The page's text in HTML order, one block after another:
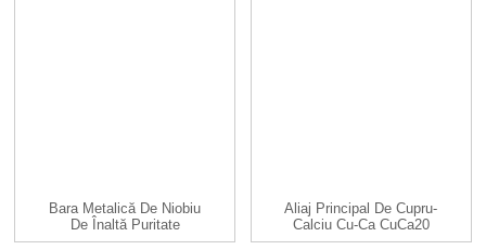
Bara Metalică De Niobiu
De Înaltă Puritate
99%-99,9% Cu Fa...
Aliaj Principal De Cupru-
Calciu Cu-Ca CuCa20
CuCa30...